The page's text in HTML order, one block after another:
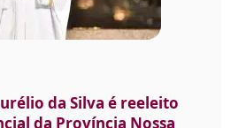
da Silva é reeleito
da Província Nossa